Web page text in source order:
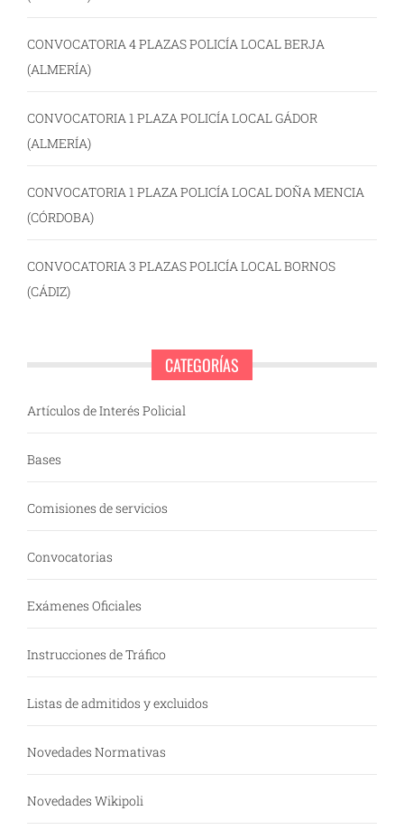
CONVOCATORIA 4 PLAZAS POLICÍA LOCAL BERJA
(ALMERÍA)
CONVOCATORIA 1 PLAZA POLICÍA LOCAL GÁDOR
(ALMERÍA)
CONVOCATORIA 1 PLAZA POLICÍA LOCAL DOÑA MENCIA
(CÓRDOBA)
CONVOCATORIA 3 PLAZAS POLICÍA LOCAL BORNOS
(CÁDIZ)
CATEGORÍAS
Artículos de Interés Policial
Bases
Comisiones de servicios
Convocatorias
Exámenes Oficiales
Instrucciones de Tráfico
Listas de admitidos y excluidos
Novedades Normativas
Novedades Wikipoli